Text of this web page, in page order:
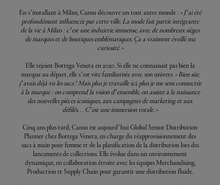
En s’installant à Milan, Cansu découvre un tout autre monde : « J’ai été
profondément influencée par cette ville. La mode fait partie intégrante
de la vie à Milan : c’est une industrie immense, avec de nombreux sièges
de marques et de boutiques emblématiques. Ça a vraiment éveillé ma
curiosité. »
Elle rejoint Bottega Veneta en 2020. Si elle ne connaissait pas bien la
marque au départ, elle s’est vite familiarisée avec son univers. « Bien sûr,
j’avais déjà vu les sacs ! Mais plus je travaille ici, plus je me sens connectée
à la marque : on comprend la vision d’ensemble, on assiste à la naissance
des nouvelles pièces iconiques, aux campagnes de marketing et aux
défilés… C’est une immersion totale. »
Cinq ans plus tard, Cansu est aujourd’hui Global Senior Distribution
Planner chez Bottega Veneta, en charge du réapprovisionnement des
sacs à main pour femme et de la planification de la distribution lors des
lancements de collections. Elle évolue dans un environnement
dynamique, en collaboration étroite avec les équipes Merchandising,
Production et Supply Chain pour garantir une distribution fluide.